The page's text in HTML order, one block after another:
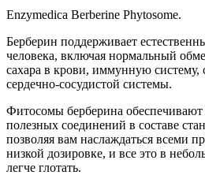
Enzymedica Berberine Phytosome.
Берберин поддерживает
человека, включая нормальный
сахара в крови, иммунную систему,
сердечно-сосудистой системы.
Фитосомы берберина
полезных соединений в составе
позволяя вам наслаждаться всеми
низкой дозировке, и все это в
легче глотать.